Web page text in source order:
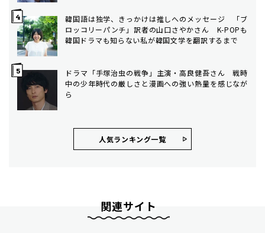
韓国語は独学、きっかけは推しへのメッセージ 「ブ
ロッコリーパンチ」訳者の山口さやかさん K-POPも
韓国ドラマも知らない私が韓国文学を翻訳するまで
ドラマ「手塚治虫の戦争」主演・高良健吾さん 戦時
中の少年時代の厳しさと漫画への強い熱量を感じなが
ら
人気ランキング⼀覧
関連サイト